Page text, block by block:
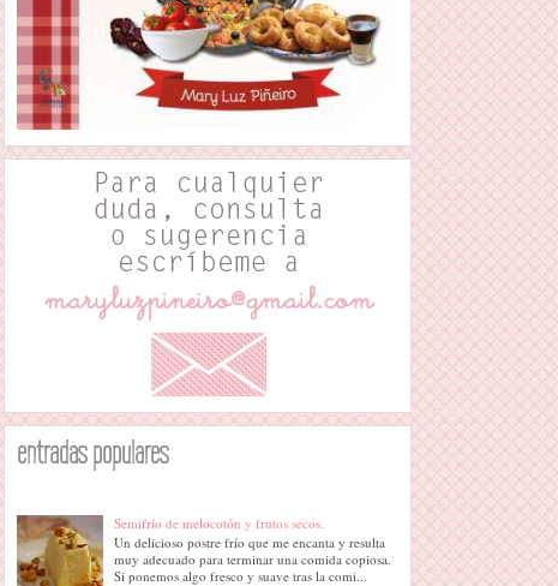
entradas populares
Semifrío de melocotón y frutos secos.
Un delicioso postre frío que me encanta y resulta
muy adecuado para terminar una comida copiosa.
Si ponemos algo fresco y suave tras la comi...